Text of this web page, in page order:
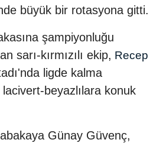
büyük bir rotasyona gitti.
şampiyonluğu
sarı-kırmızılı ekip, Recep
ligde kalma
beyazlılara konuk
Günay Güvenç,